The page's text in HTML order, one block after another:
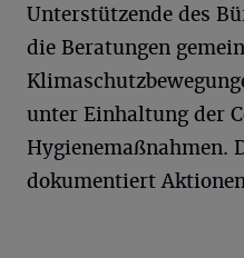
Unterstützende des
die Beratungen
unter Einhaltung der
Hygienemaßnahmen.
dokumentiert